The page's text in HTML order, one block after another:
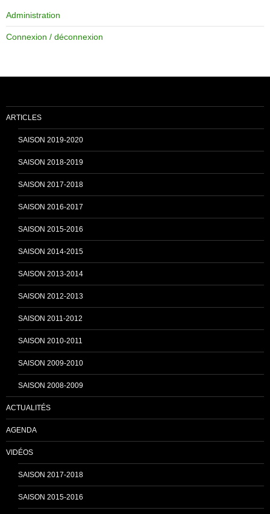
o
h
n
Administration
Connexion / déconnexion
ARTICLES
SAISON 2019-2020
SAISON 2018-2019
SAISON 2017-2018
SAISON 2016-2017
SAISON 2015-2016
SAISON 2014-2015
SAISON 2013-2014
SAISON 2012-2013
SAISON 2011-2012
SAISON 2010-2011
SAISON 2009-2010
SAISON 2008-2009
ACTUALITÉS
AGENDA
VIDÉOS
SAISON 2017-2018
SAISON 2015-2016